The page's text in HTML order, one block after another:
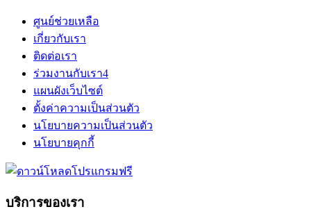
ศูนย์ช่วยเหลือ
เกี่ยวกับเรา
ติดต่อเรา
ร่วมงานกับเรา4
แผนผังเว็บไซต์
ตั้งค่าความเป็นส่วนตัว
นโยบายความเป็นส่วนตัว
นโยบายคุกกี้
บริการของเรา